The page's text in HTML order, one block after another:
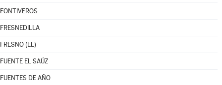
FONTIVEROS
FRESNEDILLA
FRESNO (EL)
FUENTE EL SAÚZ
FUENTES DE AÑO